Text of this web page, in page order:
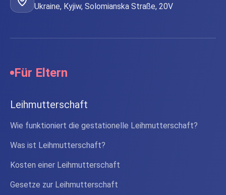
Ukraine, Kyjiw, Solomianska Straße, 20V
Für Eltern
Leihmutterschaft
Wie funktioniert die gestationelle Leihmutterschaft?
Was ist Leihmutterschaft?
Kosten einer Leihmutterschaft
Gesetze zur Leihmutterschaft